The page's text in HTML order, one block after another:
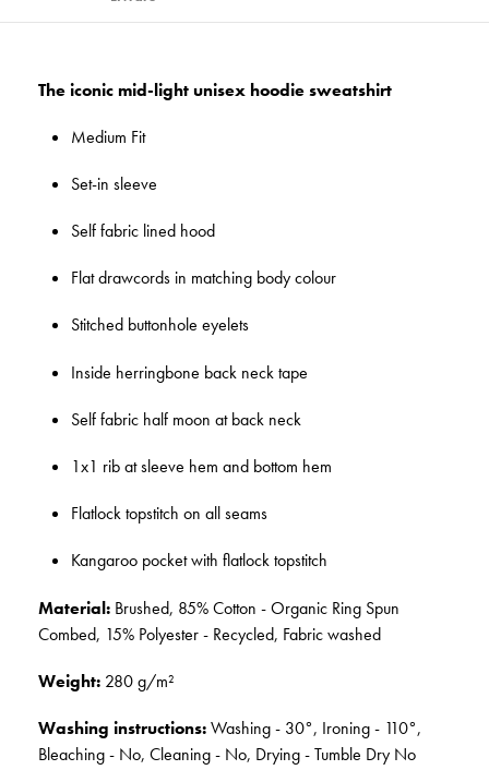
The iconic mid-light unisex hoodie sweatshirt
Medium Fit
Set-in sleeve
Self fabric lined hood
Flat drawcords in matching body colour
Stitched buttonhole eyelets
Inside herringbone back neck tape
Self fabric half moon at back neck
1x1 rib at sleeve hem and bottom hem
Flatlock topstitch on all seams
Kangaroo pocket with flatlock topstitch
Material: Brushed, 85% Cotton - Organic Ring Spun
Combed, 15% Polyester - Recycled, Fabric washed
Weight: 280 g/m²
Washing instructions:Washing - 30°, Ironing - 110°,
Bleaching - No, Cleaning - No, Drying - Tumble Dry No